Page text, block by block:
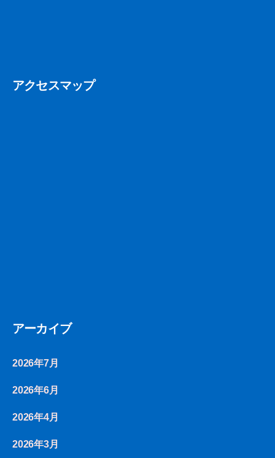
アクセスマップ
アーカイブ
2026年7月
2026年6月
2026年4月
2026年3月